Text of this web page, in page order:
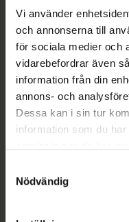
Vi använder
och annonserna till
för sociala medier och
vidarebefordrar även
information från din
annons- och
Dessa kan i sin tur
information som du
återkalla ditt samtycke
cookieinställningar.
lagligheten av
Nödvändig
Fler produkter
Aktuella
Beskrivning
EAN: